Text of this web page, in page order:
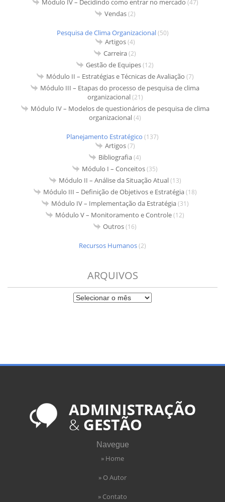
Módulo IV – Decidindo como entrar no mercado (47)
Vendas(2)
Pesquisa de Clima Organizacional(50)
Artigos(4)
Carreira(2)
Gestão de Equipes(12)
Módulo II – Estratégias e Técnicas de Avaliação (7)
Módulo III – Etapas do processo de pesquisa de clima
organizacional(21)
Módulo IV – Modelos de questionários de pesquisa de clima
organizacional(4)
Planejamento Estratégico (137)
Artigos(7)
Bibliografia(4)
Módulo I – Conceitos(35)
Módulo II – Análise da Situação Atual(13)
Módulo III – Definição de Objetivos e Estratégia(18)
Módulo IV – Implementação da Estratégia(31)
Módulo V – Monitoramento e Controle(12)
Outros(16)
Recursos Humanos(2)
ARQUIVOS
Navegue
» Home
» O Autor
» Contato